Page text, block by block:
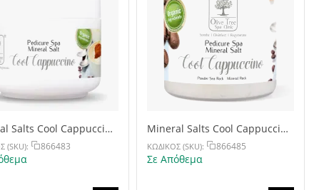
Salts Cool Cappuccino
(SKU): 866483
Mineral Salts Cool Cappuccino
500g
ΚΩΔΙΚΟΣ (SKU): 866485
Σε Απόθεμα